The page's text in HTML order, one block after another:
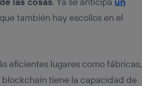
también hay escollos en el
eficientes lugares como fábricas,
blockchain tiene la capacidad de
o análisis se
ya que se basará